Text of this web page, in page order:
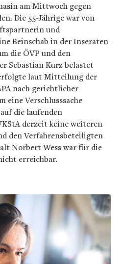
am Mittwoch gegen
Die 55-Jährige war von
und
Beinschab in der Inseraten-
die ÖVP und den
Sebastian Kurz belastet
laut Mitteilung der
nach gerichtlicher
eine Verschlusssache
die laufenden
derzeit keine weiteren
den Verfahrensbeteiligten
Norbert Wess war für die
erreichbar.